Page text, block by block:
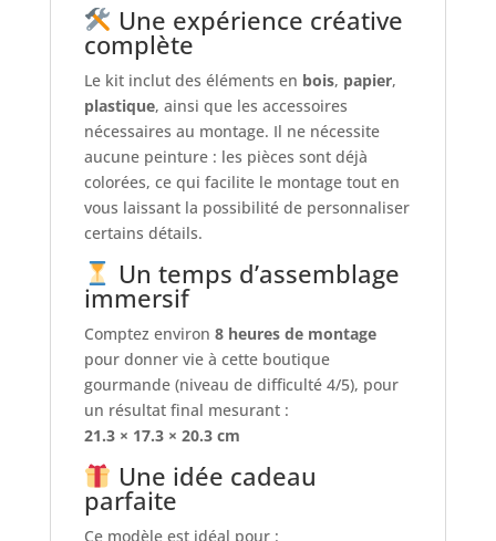
Une expérience créative
complète
Le kit inclut des éléments en bois, papier,
plastique, ainsi que les accessoires
nécessaires au montage. Il ne nécessite
aucune peinture : les pièces sont déjà
colorées, ce qui facilite le montage tout en
vous laissant la possibilité de personnaliser
certains détails.
Un temps d’assemblage
immersif
Comptez environ 8 heures de montage
pour donner vie à cette boutique
gourmande (niveau de difficulté 4/5), pour
un résultat final mesurant :
21.3 × 17.3 × 20.3 cm
Une idée cadeau
parfaite
Ce modèle est idéal pour :